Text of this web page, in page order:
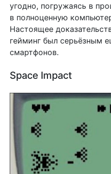
угодно, погружаясь в
в полноценную
Настоящее
гейминг был серьёзным
смартфонов.
Space Impact